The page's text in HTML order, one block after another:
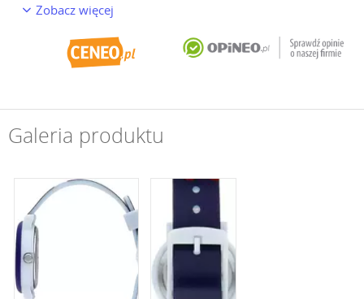
Zobacz więcej
Galeria produktu